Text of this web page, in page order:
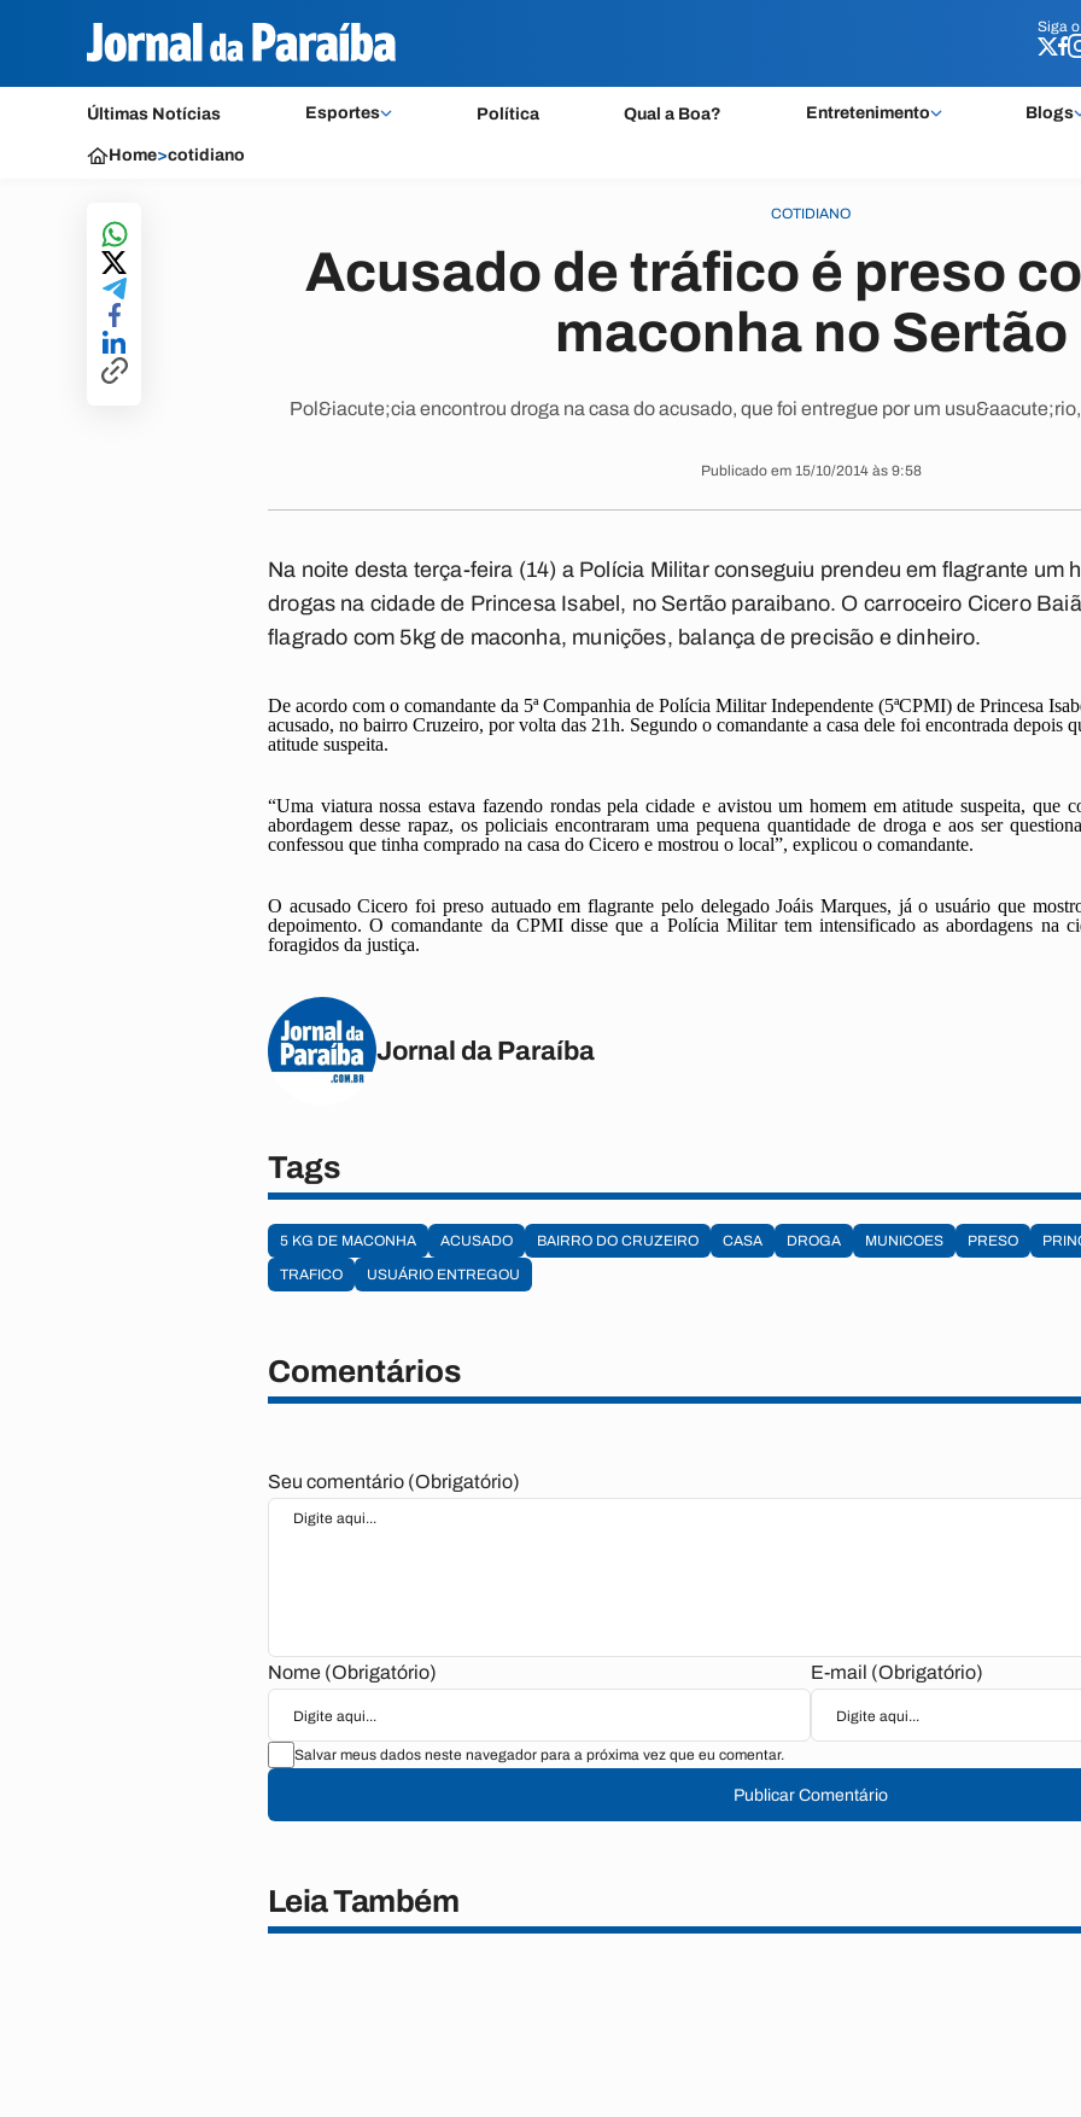
Siga o
Últimas Notícias Esportes Política Qual a Boa? Entretenimento Blogs
Siga o
Home>cotidiano
COTIDIANO
Acusado de tráfico é preso
maconha no Sertão
Pol&iacute;cia encontrou droga na casa do acusado, que foi entregue por um
Publicado em 15/10/2014 às 9:58
Na noite desta terça-feira (14) a Polícia Militar conseguiu prendeu em flagrante um
drogas na cidade de Princesa Isabel, no Sertão paraibano. O carroceiro Cicero
flagrado com 5kg de maconha, munições, balança de precisão e dinheiro.
De acordo com o comandante da 5ª Companhia de Polícia Militar Independente (5ªCPMI) de Princesa
acusado, no bairro Cruzeiro, por volta das 21h. Segundo o comandante a casa dele foi encontrada depois
atitude suspeita.
“Uma viatura nossa estava fazendo rondas pela cidade e avistou um homem em atitude suspeita, que
abordagem desse rapaz, os policiais encontraram uma pequena quantidade de droga e aos ser
confessou que tinha comprado na casa do Cicero e mostrou o local”, explicou o comandante.
O acusado Cicero foi preso autuado em flagrante pelo delegado Joáis Marques, já o usuário que
depoimento. O comandante da CPMI disse que a Polícia Militar tem intensificado as abordagens na
foragidos da justiça.
Jornal da Paraíba
Tags
5 KG DE MACONHA ACUSADO BAIRRO DO CRUZEIRO CASA DROGA MUNICOES PRESO
TRAFICO
USUÁRIO ENTREGOU
Comentários
Seu comentário (Obrigatório)
Nome (Obrigatório) E-mail (Obrigatório)
Salvar meus dados neste navegador para a próxima vez que eu comentar.
Publicar Comentário
Leia Também